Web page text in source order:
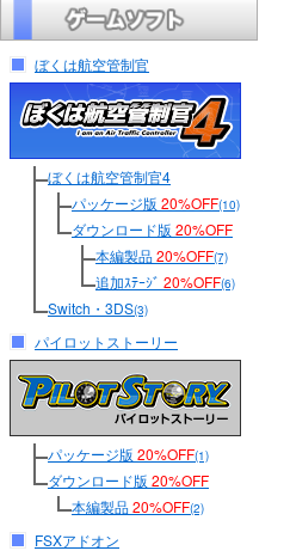
ぼくは航空管制官
ぼくは航空管制官4
パッケージ版 20%OFF(10)
ダウンロード版 20%OFF
本編製品20%OFF(7)
追加ｽﾃｰｼﾞ 20%OFF(6)
Switch・3DS(3)
パイロットストーリー
パッケージ版 20%OFF(1)
ダウンロード版 20%OFF
本編製品20%OFF(2)
FSXアドオン